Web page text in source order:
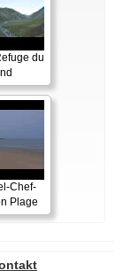
du
Chef-
Plage